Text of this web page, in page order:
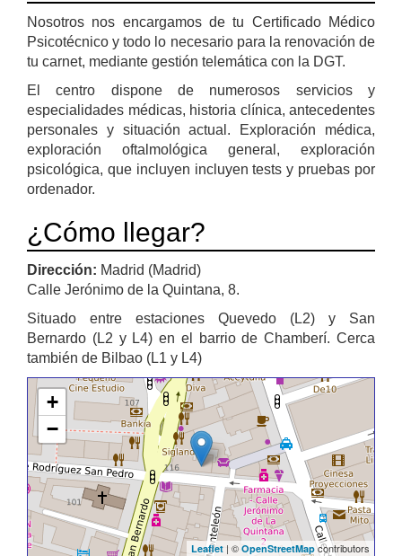
Nosotros nos encargamos de tu Certificado Médico
Psicotécnico y todo lo necesario para la renovación de
tu carnet, mediante gestión telemática con la DGT.
El centro dispone de numerosos servicios y
especialidades médicas, historia clínica, antecedentes
personales y situación actual. Exploración médica,
exploración oftalmológica general, exploración
psicológica, que incluyen incluyen tests y pruebas por
ordenador.
¿Cómo llegar?
Dirección: Madrid (Madrid)
Calle Jerónimo de la Quintana, 8.
Situado entre estaciones Quevedo (L2) y San
Bernardo (L2 y L4) en el barrio de Chamberí. Cerca
también de Bilbao (L1 y L4)
+
−
Leaflet | © OpenStreetMapcontributors